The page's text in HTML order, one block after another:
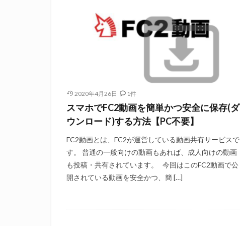
2020年4月26日 1件
スマホでFC2動画を簡単かつ安全に保存(ダ
ウンロード)する方法【PC不要】
FC2動画とは、FC2が運営している動画共有サービスで
す。 普通の一般向けの動画もあれば、成人向けの動画
も投稿・共有されています。 今回はこのFC2動画で公
開されている動画を安全かつ、簡 […]